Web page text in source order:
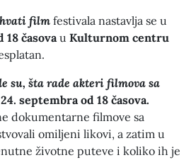
filmfestivala nastavlja se u
časovau Kulturnom centru
su, šta rade akteri filmova sa
24. septembra od 18 časova.
dokumentarne filmove sa
omiljeni likovi, a zatim u
životne puteve i koliko ih je